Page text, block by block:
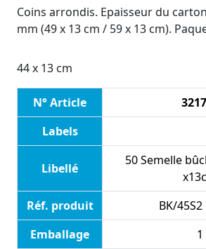
Coins arrondis. Epaisseur du
mm (49 x 13 cm / 59 x 13 cm).
44 x 13 cm
N° Article
Labels
Libellé
50 Semelle
Réf. produit
BK/
Emballage
1